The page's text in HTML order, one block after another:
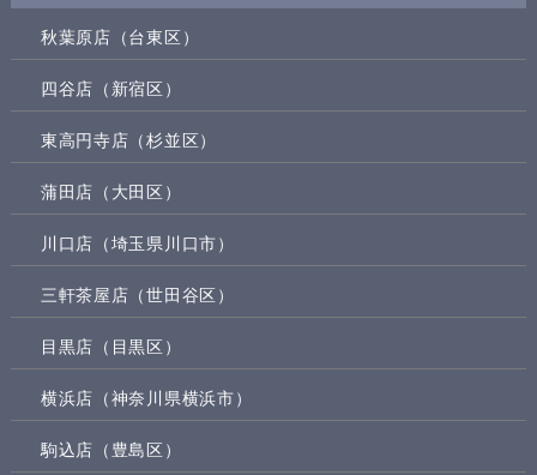
秋葉原店（台東区）
四谷店（新宿区）
東高円寺店（杉並区）
蒲田店（大田区）
川口店（埼玉県川口市）
三軒茶屋店（世田谷区）
目黒店（目黒区）
横浜店（神奈川県横浜市）
駒込店（豊島区）